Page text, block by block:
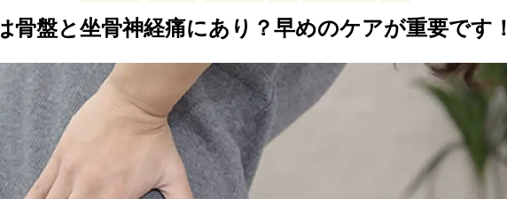
骨盤と坐骨神経痛にあり？早めのケアが重要です！